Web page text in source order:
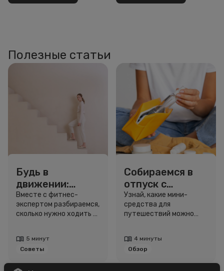
Полезные статьи
Будь в
движении:
сколько нужно
шагов для
красоты и
Вместе с фитнес-
экспертом разбираемся,
сколько нужно ходить и
5 минут
Советы
Собираемся в
отпуск с
Улыбкой: мини-
форматы для
путешествий
Узнай, какие мини-
средства для
путешествий можно
4 минуты
Обзор